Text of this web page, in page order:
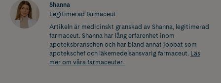
Shanna
Legitimerad farmaceut
Artikeln är medicinskt granskad av Shanna, legitimerad
farmaceut. Shanna har lång erfarenhet inom
apoteksbranschen och har bland annat jobbat som
apotekschef och läkemedelsansvarig farmaceut. Läs
mer om våra farmaceuter.